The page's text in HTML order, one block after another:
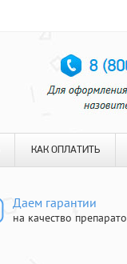
КАК ОПЛАТИТЬ
Даем гарантии
на качество